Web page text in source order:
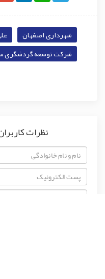
شهرداری اصفهان
شرکت توسعه گردشگری
نظرات